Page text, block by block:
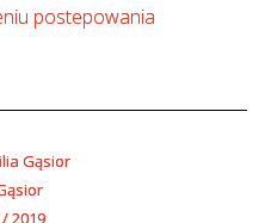
postepowania
Gąsior
2019